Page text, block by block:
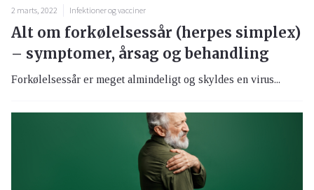
2 marts, 2022 Infektioner og vacciner
Alt om forkølelsessår (herpes simplex)
– symptomer, årsag og behandling
Forkølelsessår er meget almindeligt og skyldes en virus...